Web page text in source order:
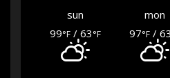
sun mon
99°F / 63°F 97°F/ 63